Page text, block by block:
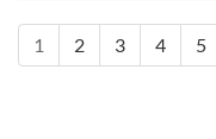
1 2 3 4
5